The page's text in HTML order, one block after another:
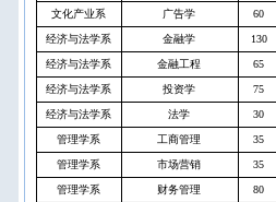
文化产业系 广告学 60
经济与法学系 金融学 130
经济与法学系 金融工程 65
经济与法学系 投资学 75
经济与法学系 法学 30
管理学系 工商管理 35
管理学系 市场营销 35
管理学系 财务管理 80